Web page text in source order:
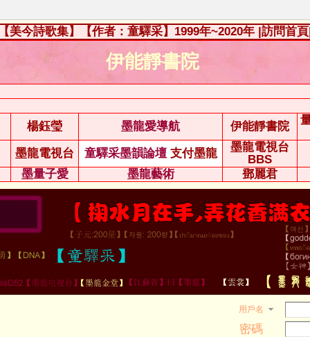
【美今詩歌集】【作者：童驛采】1999年~2020年 |訪問首
伊能靜書院
楊鈺瑩 墨龍愛導航 伊能靜書院
墨龍電視台 童驛采墨韻論壇 支付墨龍
墨龍電視台
BBS
墨量子愛 墨龍藝術 鄧麗君
用戶名
密碼